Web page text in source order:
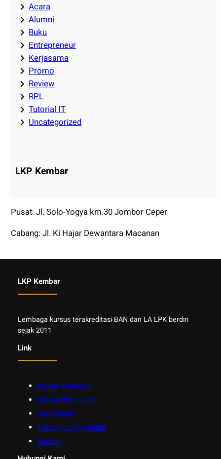
Acara
Alumni
Buku
Entrepreneur
Kerjasama
Promo
Review
RPL
Tutorial IT
Uncategorized
LKP Kembar
Pusat: Jl. Solo-Yogya km.30 Jombor Ceper
Cabang: Jl. Ki Hajar Dewantara Macanan
LKP Kembar
Lembaga kursus terakreditasi BAN dan LA LPK berdiri
sejak 2011
Link
Kursus Komputer
Kursus Bhs Inggris
Les Robotik
Tentang LKP Kembar
Kontak